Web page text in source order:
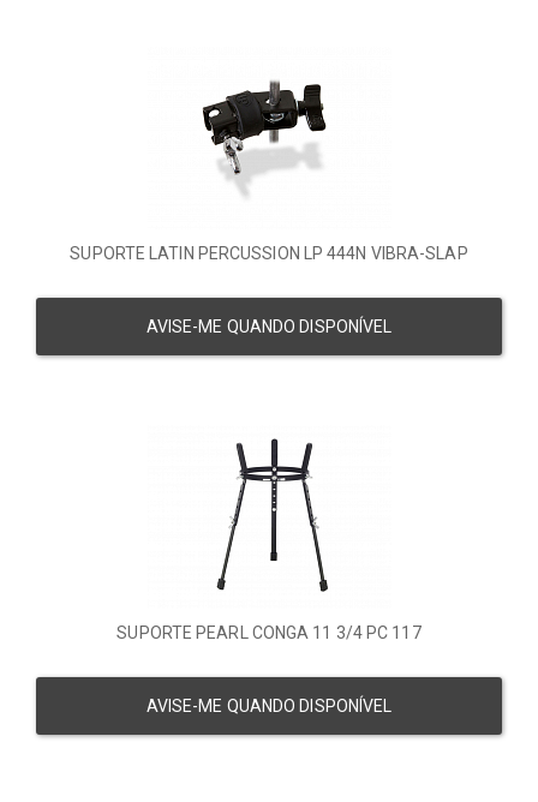
SUPORTE LATIN PERCUSSION LP 444N VIBRA-SLAP
AVISE-ME QUANDO DISPONÍVEL
SUPORTE PEARL CONGA 11 3/4 PC 117
AVISE-ME QUANDO DISPONÍVEL